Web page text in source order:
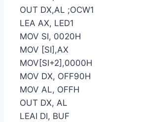
OUT DX,AL ;OCW1
LEA AX, LED1
MOV SI, 0020H
MOV [SI],AX
MOV[SI+2],0000H
MOV DX, OFF90H
MOV AL, OFFH
OUT DX, AL
LEAI DI, BUF